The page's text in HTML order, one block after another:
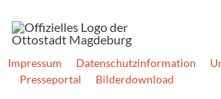
Impressum Datenschutzinformation
Presseportal
Bilderdownload